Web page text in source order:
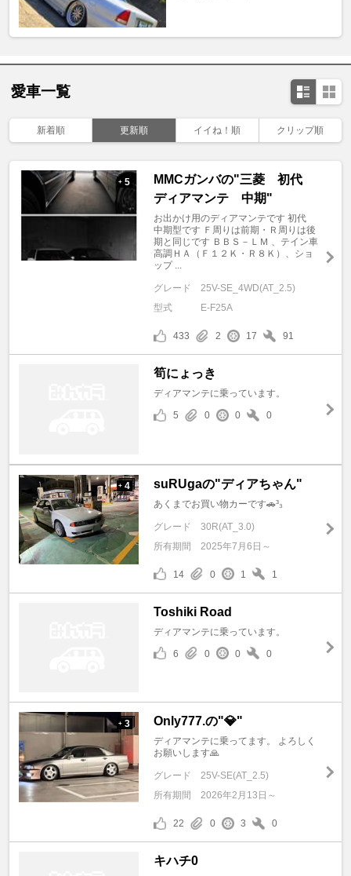
愛車一覧
新着順 更新順 イイね！順 クリップ順
+ 5
MMCガンバの"三菱 初代
ディアマンテ 中期"
お出かけ用のディアマンテです 初代
中期型です Ｆ周りは前期・Ｒ周りは後
期と同じです ＢＢＳ－ＬＭ 、テイン車
高調ＨＡ（Ｆ１２Ｋ・Ｒ８Ｋ）、ショ
ップ ...
グレード
25V-SE_4WD(AT_2.5)
型式
E-F25A
433 2 17 91
筍にょっき
ディアマンテに乗っています。
5
0 0 0
+ 4 suRUgaの"ディアちゃん"
あくまでお買い物カーです🚗³₃
グレード
30R(AT_3.0)
所有期間
2025年7月6日～
14 0 1 1
Toshiki Road
ディアマンテに乗っています。
6
0 0 0
+ 3 Only777.の"💎"
ディアマンテに乗ってます。 よろしく
お願いします🙏
グレード
25V-SE(AT_2.5)
所有期間
2026年2月13日～
22 0 3 0
キハチ0